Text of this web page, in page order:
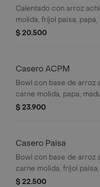
Calentado con arroz
molida, fríjol paisa,
cilantro (todo viene
$ 20.500
Casero ACPM
Bowl con base de arroz
carne molida, papa,
guacamole y cilantro.
$ 23.900
Casero Paisa
Bowl con base de arroz
carne molida, fríjol
aguacate y huevo frito.
$ 22.500